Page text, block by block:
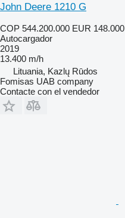
John Deere 1210 G
COP 544.200.000 EUR 148.000
Autocargador
2019
13.400 m/h
Lituania, Kazlų Rūdos
Fomisas UAB company
Contacte con el vendedor